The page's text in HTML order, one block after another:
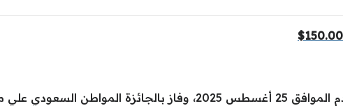
مع العلم أن موعد السحب الجديد المقبل، سيكون يوم الخميس القادم الموافق 25 أغسطس 2025، وفاز بالجائزة المواطن